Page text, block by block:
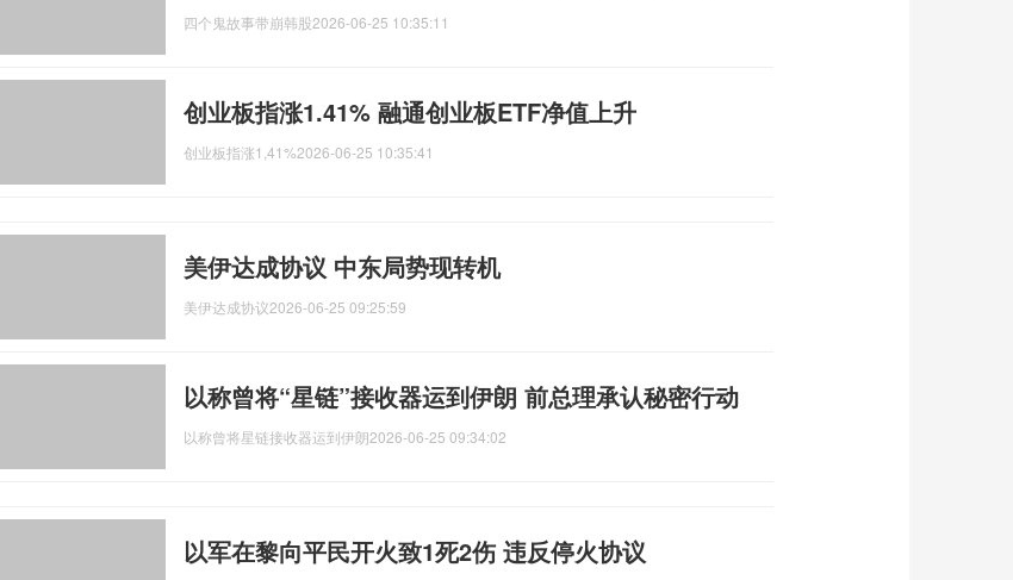
四个鬼故事带崩韩股2026-06-25 10:35:11
创业板指涨1.41% 融通创业板ETF净值上升
创业板指涨1,41%2026-06-25 10:35:41
美伊达成协议 中东局势现转机
美伊达成协议2026-06-25 09:25:59
以称曾将“星链”接收器运到伊朗 前总理承认秘密行动
以称曾将星链接收器运到伊朗2026-06-25 09:34:02
以军在黎向平民开火致1死2伤 违反停火协议